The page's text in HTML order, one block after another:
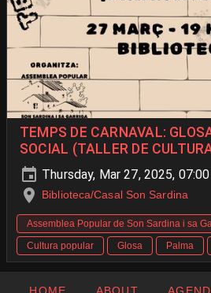
TEMPS DE CARNAVAL:
SOCIAL (TALLER DE
Thursday, Mar 27, 2025,
Biblioteca/Casal Son Sardina
Assemblea Popular de Son Sardina i sa
Cultura popular
Glosa Palma